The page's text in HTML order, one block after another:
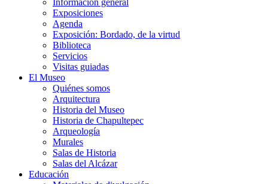
Información general
Exposiciones
Agenda
Exposición: Bordado, de la virtud
Biblioteca
Servicios
Visitas guiadas
El Museo
Quiénes somos
Arquitectura
Historia del Museo
Historia de Chapultepec
Arqueología
Murales
Salas de Historia
Salas del Alcázar
Educación